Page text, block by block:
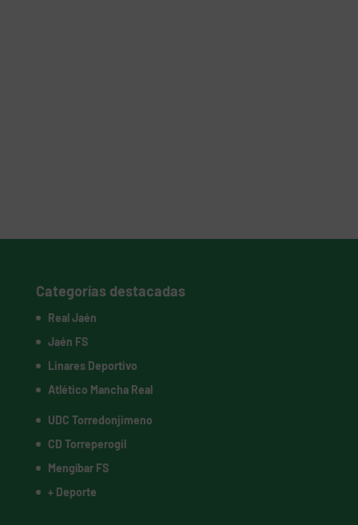
Categorías destacadas
Real Jaén
Jaén FS
Linares Deportivo
Atlético Mancha Real
UDC Torredonjimeno
CD Torreperogil
Mengíbar FS
+ Deporte